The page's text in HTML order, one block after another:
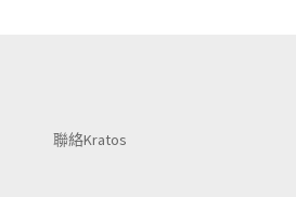
聯絡Kratos